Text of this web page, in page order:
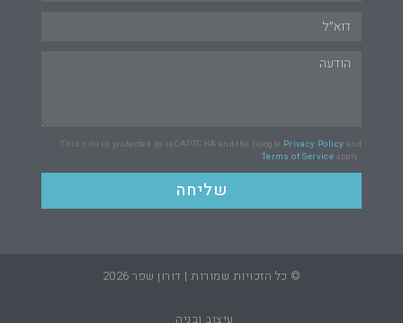
This site is protected by reCAPTCHA and the Google Privacy Policy and
Terms of Service apply.
שליחה
© כל הזכויות שמורות | דורון שפר 2026
עיצוב ובניה: